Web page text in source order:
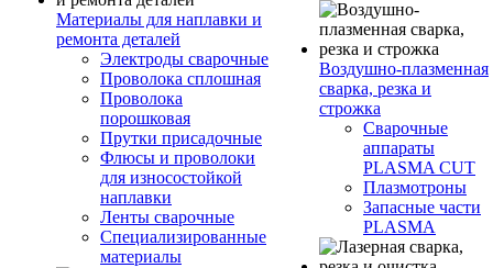
Материалы для наплавки и
ремонта деталей
Электроды сварочные
Проволока сплошная
Проволока
порошковая
Прутки присадочные
Флюсы и проволоки
для износостойкой
наплавки
Ленты сварочные
Специализированные
материалы
Воздушно-плазменная
сварка, резка и
строжка
Сварочные
аппараты
PLASMA CUT
Плазмотроны
Запасные части
PLASMA